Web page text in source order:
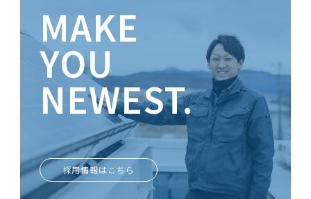
MAKE
YOU
NEWEST.
ときめきがあなたを輝かせる
採用情報はこちら